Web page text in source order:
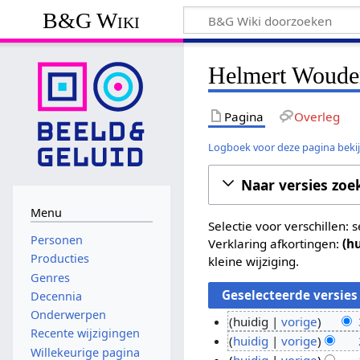
B&G Wiki
Helmert
Pagina Overleg
Logboek voor deze pagina
Naar versies
Selectie voor verschillen:
Verklaring afkortingen:
kleine wijziging.
3
huidig vorige
G
e
huidig vorige
Menu
Personen
Producties
Genres
Decennia
Onderwerpen
Recente wijzigingen
Willekeurige pagina